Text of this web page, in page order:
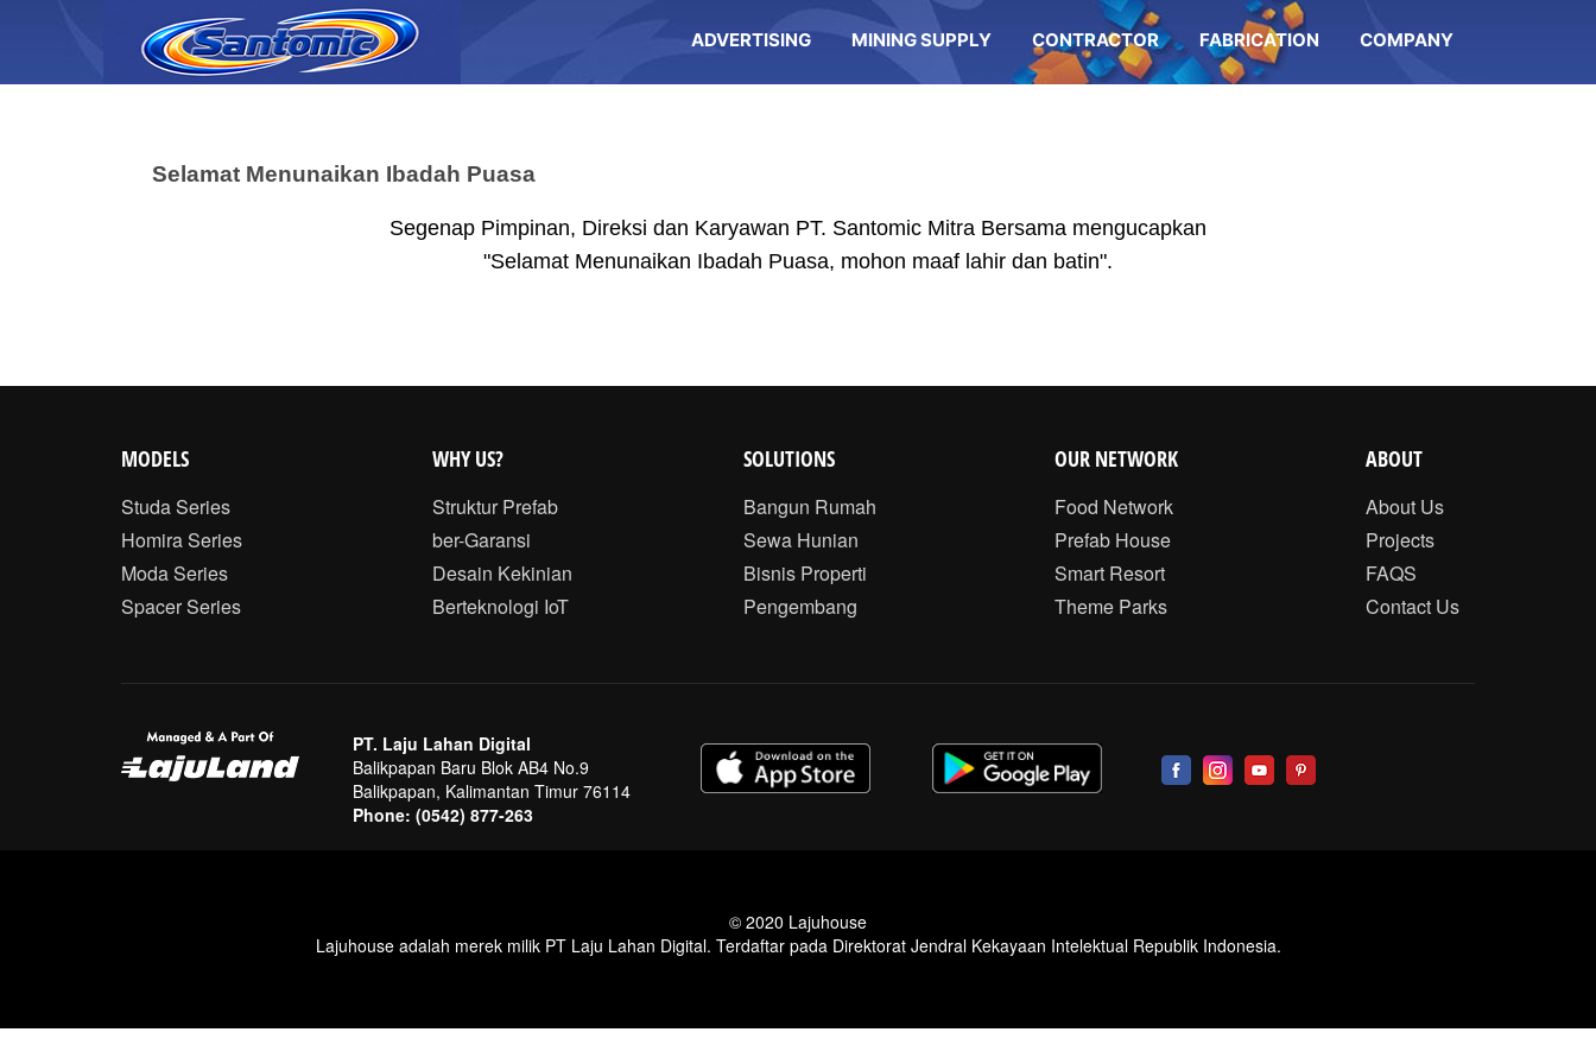
ADVERTISING MINING SUPPLY CONTRACTOR FABRICATION COMPANY
Selamat Menunaikan Ibadah Puasa
Segenap Pimpinan, Direksi dan Karyawan PT. Santomic Mitra Bersama mengucapkan
"Selamat Menunaikan Ibadah Puasa, mohon maaf lahir dan batin".
MODELS
Studa Series
Homira Series
Moda Series
Spacer Series
WHY US?
Struktur Prefab
ber-Garansi
Desain Kekinian
Berteknologi IoT
SOLUTIONS
Bangun Rumah
Sewa Hunian
Bisnis Properti
Pengembang
OUR NETWORK
Food Network
Prefab House
Smart Resort
Theme Parks
ABOUT
About Us
Projects
FAQS
Contact Us
PT. Laju Lahan Digital
Balikpapan Baru Blok AB4 No.9
Balikpapan, Kalimantan Timur 76114
Phone: (0542) 877-263
© 2020 Lajuhouse
Lajuhouse adalah merek milik PT Laju Lahan Digital. Terdaftar pada Direktorat Jendral Kekayaan Intelektual Republik Indonesia.